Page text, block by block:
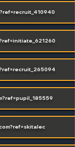
?ref=recruit_410940
?ref=pupil_185559
?ref=skitalec